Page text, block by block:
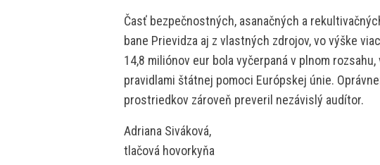
Časť bezpečnostných, asanačných a
bane Prievidza aj z vlastných zdrojov, vo výške
14,8 miliónov eur bola vyčerpaná v plnom
pravidlami štátnej pomoci Európskej únie.
prostriedkov zároveň preveril nezávislý audítor.
Adriana Siváková,
tlačová hovorkyňa